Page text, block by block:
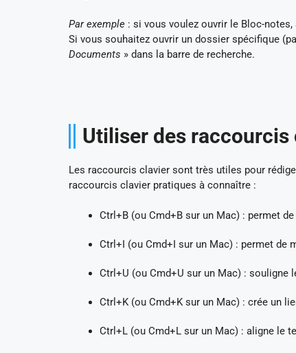
Par exemple : si vous voulez ouvrir le Bloc-notes,
Si vous souhaitez ouvrir un dossier spécifique
Documents » dans la barre de recherche.
Utiliser des
Les raccourcis clavier sont très utiles pour
raccourcis clavier pratiques à connaître :
Ctrl+B (ou Cmd+B sur un Mac) : permet
Ctrl+I (ou Cmd+I sur un Mac) : permet de
Ctrl+U (ou Cmd+U sur un Mac) : souligne
Ctrl+K (ou Cmd+K sur un Mac) : crée un
Ctrl+L (ou Cmd+L sur un Mac) : aligne le